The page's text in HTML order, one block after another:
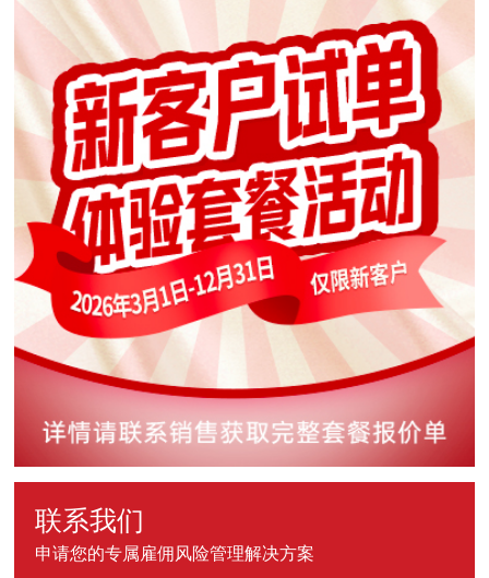
联系我们
申请您的专属雇佣风险管理解决方案